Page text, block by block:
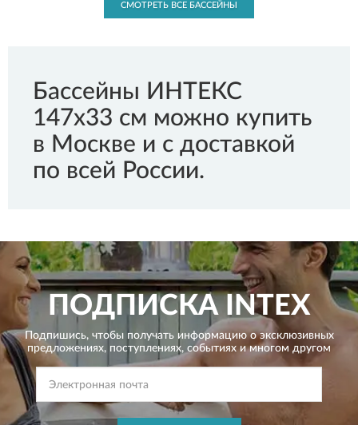
СМОТРЕТЬ ВСЕ БАССЕЙНЫ
Бассейны ИНТЕКС
147x33 см можно купить
в Москве и с доставкой
по всей России.
ПОДПИСКАINTEX
Подпишись, чтобы получать информацию о эксклюзивных
предложениях, поступлениях, событиях и многом другом